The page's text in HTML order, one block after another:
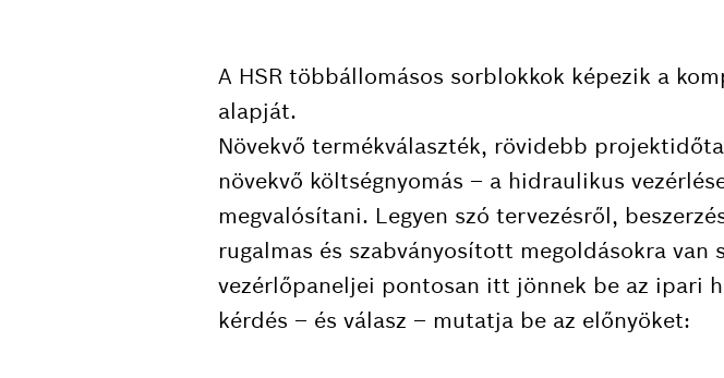
A HSR többállomásos sorblokkok képezik a
alapját.
Növekvő termékválaszték, rövidebb
növekvő költségnyomás – a hidraulikus
megvalósítani. Legyen szó tervezésről,
rugalmas és szabványosított megoldásokra van
vezérlőpaneljei pontosan itt jönnek be az ipari
kérdés – és válasz – mutatja be az előnyöket: